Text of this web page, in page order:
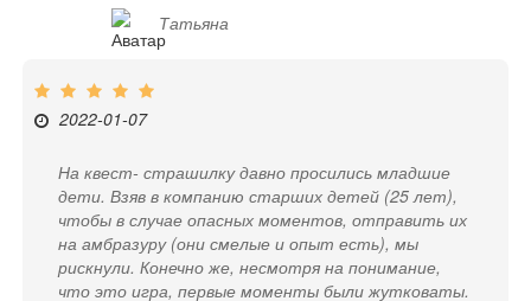
Татьяна
2022-01-07
На квест- страшилку давно просились младшие
дети. Взяв в компанию старших детей (25 лет),
чтобы в случае опасных моментов, отправить их
на амбразуру (они смелые и опыт есть), мы
рискнули. Конечно же, несмотря на понимание,
что это игра, первые моменты были жутковаты.